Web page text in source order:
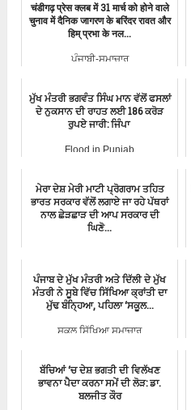
चंडीगढ़ प्रेस क्लब में 31 मार्च को होने वाले
चुनाव में दैनिक जागरण के बरिंदर रावत और
हिम् प्रभा के नल...
ਪੰਜਾਬੀ-ਸਮਾਚਾਰ
ਮੁੱਖ ਮੰਤਰੀ ਭਗਵੰਤ ਸਿੰਘ ਮਾਨ ਵੱਲੋਂ ਫਸਲਾਂ
ਦੇ ਨੁਕਸਾਨ ਦੀ ਰਾਹਤ ਲਈ 186 ਕਰੋੜ
ਰੁਪਏ ਜਾਰੀ: ਜਿੰਪਾ
Flood in Punjab
ਮੇਰਾ ਦੇਸ਼ ਮੇਰੀ ਮਾਟੀ ਪ੍ਰੋਗਰਾਮ ਤਹਿਤ
ਭਾਰਤ ਸਰਕਾਰ ਵੱਲੋਂ ਲਗਾਏ ਜਾ ਰਹੇ ਪੱਥਰਾਂ
ਨਾਲ ਛੇੜਛਾੜ ਦੀ ਆਪ ਸਰਕਾਰ ਦੀ
ਘਿਣੋ...
ਪੰਜਾਬ ਦੇ ਮੁੱਖ ਮੰਤਰੀ ਅਤੇ ਦਿੱਲੀ ਦੇ ਮੁੱਖ
ਮੰਤਰੀ ਨੇ ਸੂਬੇ ਵਿੱਚ ਸਿੱਖਿਆ ਕ੍ਰਾਂਤੀ ਦਾ
ਮੁੱਢ ਬੰਨ੍ਹਿਆ, ਪਹਿਲਾ ‘ਸਕੂਲ...
ਸਕੂਲ ਸਿੱਖਿਆ ਸਮਾਚਾਰ
ਬੱਚਿਆਂ ‘ਚ ਦੇਸ਼ ਭਗਤੀ ਦੀ ਵਿਲੱਖਣ
ਭਾਵਨਾ ਪੈਦਾ ਕਰਨਾ ਸਮੇਂ ਦੀ ਲੋੜ: ਡਾ.
ਬਲਜੀਤ ਕੌਰ